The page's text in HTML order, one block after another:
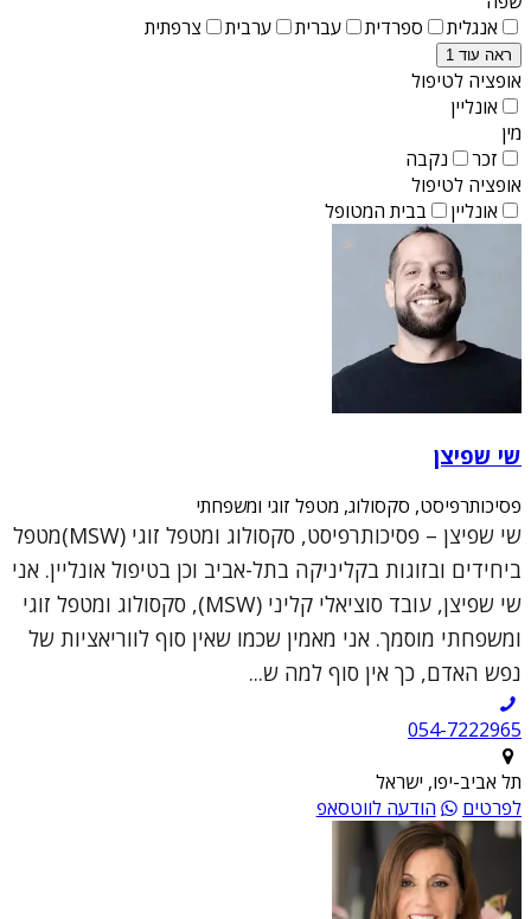
אנגלית
ספרדית עברית ערבית צרפתית
ראה עוד 1
אופציה לטיפול
אונליין
מין
זכר
נקבה
אופציה לטיפול
אונליין
בבית המטופל
שי שפיצן
פסיכותרפיסט, סקסולוג, מטפל זוגי ומשפחתי
שי שפיצן – פסיכותרפיסט, סקסולוג ומטפל זוגי (MSW)מטפל
ביחידים ובזוגות בקליניקה בתל-אביב וכן בטיפול אונליין. אני
שי שפיצן, עובד סוציאלי קליני (MSW), סקסולוג ומטפל זוגי
ומשפחתי מוסמך. אני מאמין שכמו שאין סוף לווריאציות של
נפש האדם, כך אין סוף למה ש...
054-7222965
תל אביב-יפו, ישראל
לפרטים
הודעה לווטסאפ